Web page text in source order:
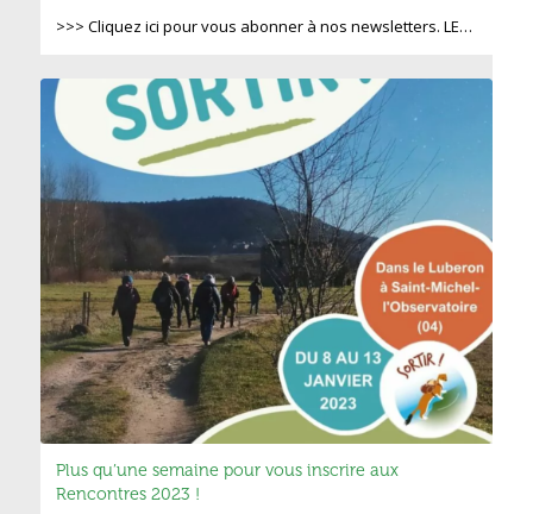
>>> Cliquez ici pour vous abonner à nos newsletters. LE…
Plus qu’une semaine pour vous inscrire aux
Rencontres 2023 !